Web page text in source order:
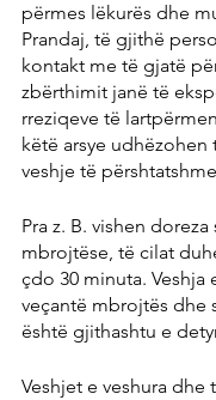
përmes lëkurës dhe
Prandaj, të gjithë
kontakt me të gjatë
zbërthimit janë të
rreziqeve të
këtë arsye udhëzohen
veshje të
Pra z. B. vishen
mbrojtëse, të cilat
çdo 30 minuta. Veshja
veçantë mbrojtës dhe
është gjithashtu e
Veshjet e veshura dhe